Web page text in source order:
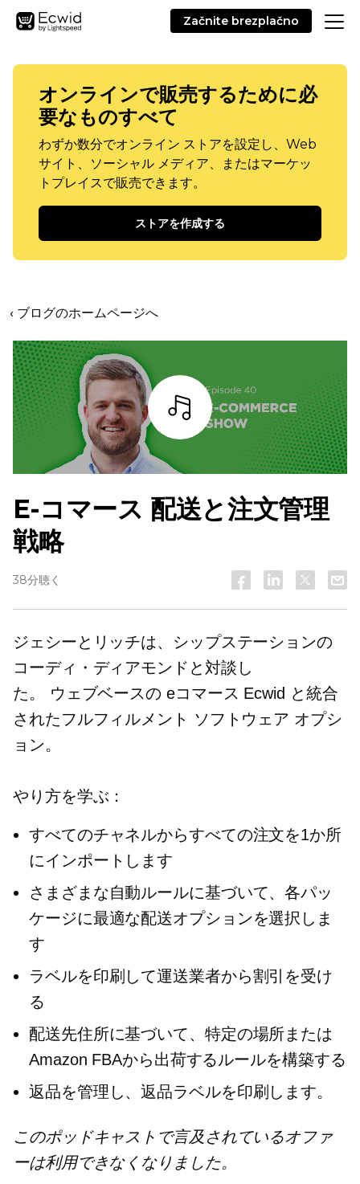
Začnite brezplačno
オンラインで販売するために必
要なものすべて
わずか数分でオンライン ストアを設定し、Web
サイト、ソーシャル メディア、またはマーケッ
トプレイスで販売できます。
ストアを作成する
‹ ブログのホームページへ
詳細を見る
E-コマース 配送と注文管理
戦略
38分聴く
ジェシーとリッチは、シップステーションの
コーディ・ディアモンドと対談し
た。
ウェブベースの eコマース Ecwid と統合
されたフルフィルメント ソフトウェア オプシ
ョン。
やり方を学ぶ：
すべてのチャネルからすべての注文を1か所
にインポートします
さまざまな自動ルールに基づいて、各パッ
ケージに最適な配送オプションを選択しま
す
ラベルを印刷して運送業者から割引を受け
る
配送先住所に基づいて、特定の場所または
Amazon FBAから出荷するルールを構築する
返品を管理し、返品ラベルを印刷します。
このポッドキャストで言及されているオファ
ーは利用できなくなりました。